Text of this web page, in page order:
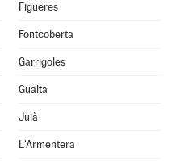
Figueres
Fontcoberta
Garrigoles
Gualta
Juià
L'Armentera